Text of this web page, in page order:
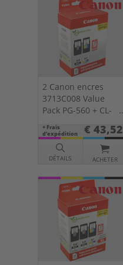
2 Canon encres
3713C008 Value
Pack PG-560 + CL-
561 pack double
KCMY + papier
+ Frais
d’expédition
€ 43,52
DÉTAILS ACHETER